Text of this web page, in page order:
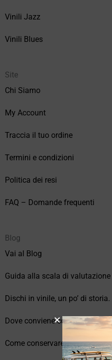
Vinili Jazz
Vinili Blues
Site
Chi Siamo
My Account
Traccia il tuo ordine
Termini e condizioni
Politica dei resi
FAQ – Domande frequenti
Blog
Vai al Blog
Guida alla scala di
Dischi in vinile, un po’ di storia.
Dove conviene comprare vinili
Come conservare